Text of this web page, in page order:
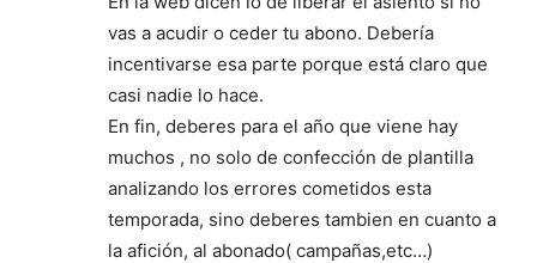
vas a acudir o ceder tu abono. Debería
incentivarse esa parte porque está claro que
casi nadie lo hace.
En fin, deberes para el año que viene hay
muchos , no solo de confección de plantilla
analizando los errores cometidos esta
temporada, sino deberes tambien en cuanto a
la afición, al abonado( campañas,etc…)